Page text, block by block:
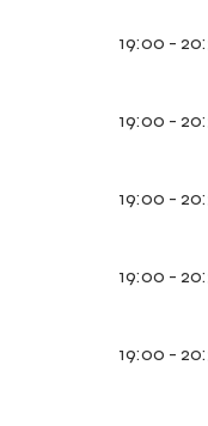
19:00 -
19:00 -
19:00 -
19:00 -
19:00 -